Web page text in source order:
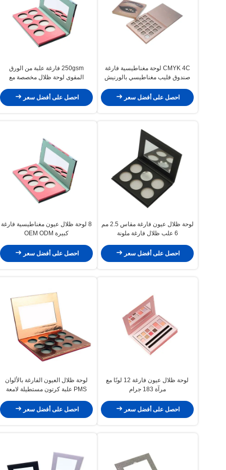
CMYK 4C لوحة مغناطيسية فارغة
صندوق فليب مغناطيسي بالورنيش
احصل على أفضل سعر
250gsm فارغة علبة من الورق
المقوى لوحة ظلال مخصصة مع
احصل على أفضل سعر
لوحة ظلال عيون فارغة مقاس 2.5 مم
6 علب ظلال فارغة ملونة
احصل على أفضل سعر
8 لوحة ظلال عيون مغناطيسية فارغة
كبيرة OEM ODM
احصل على أفضل سعر
لوحة ظلال عيون فارغة 12 لونًا مع
مرآة 183 جرام
احصل على أفضل سعر
لوحة ظلال العيون الفارغة بالألوان
PMS علبة كرتون مستطيلة لامعة
احصل على أفضل سعر